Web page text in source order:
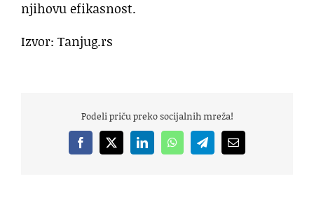
njihovu efikasnost.
Izvor: Tanjug.rs
Podeli priču preko socijalnih mreža!
Facebook
X LinkedInWhatsAppTelegramEmail